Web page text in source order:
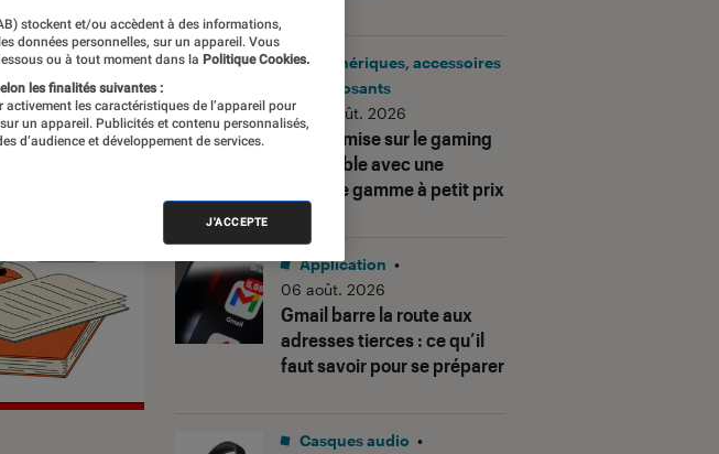
Corsair mise sur le gaming
accessible avec une
nouvelle gamme à petit prix
Périphériques, accessoires
et composants
•
06 août. 2026
Gmail barre la route aux
adresses tierces : ce qu’il
faut savoir pour se préparer
Application •
06 août. 2026
Casques audio •
stockent et/ou accèdent à des informations,
données personnelles, sur un appareil. Vous
ou à tout moment dans la Politique Cookies.
les finalités suivantes :
les caractéristiques de l’appareil pour
un appareil. Publicités et contenu personnalisés,
d’audience et développement de services.
J'ACCEPTE